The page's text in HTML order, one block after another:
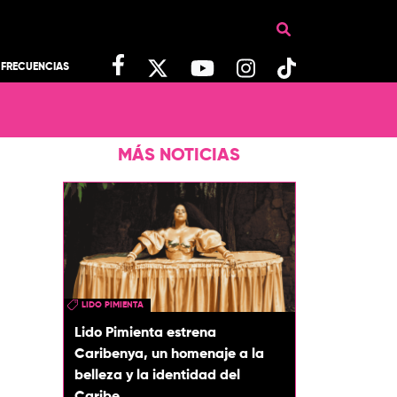
FRECUENCIAS
MÁS NOTICIAS
LIDO PIMIENTA
Lido Pimienta estrena
Caribenya, un homenaje a la
belleza y la identidad del